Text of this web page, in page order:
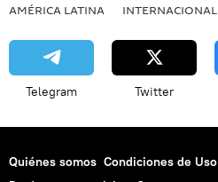
AMÉRICA LATINA INTERNACIONAL
Telegram Twitter
Quiénes somos Condiciones de Uso